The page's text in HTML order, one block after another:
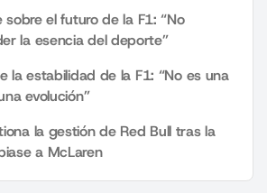
el futuro de la F1: “No
la esencia del deporte”
la estabilidad de la F1: “No es una
evolución”
la gestión de Red Bull tras la
a McLaren